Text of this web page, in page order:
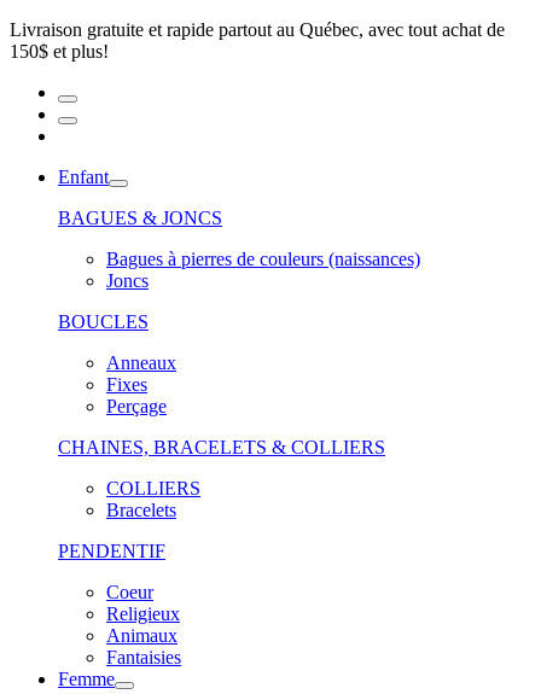
Livraison gratuite et rapide partout au Québec, avec tout achat de
150$ et plus!
Enfant
BAGUES & JONCS
Bagues à pierres de couleurs (naissances)
Joncs
BOUCLES
Anneaux
Fixes
Perçage
CHAINES, BRACELETS & COLLIERS
COLLIERS
Bracelets
PENDENTIF
Coeur
Religieux
Animaux
Fantaisies
Femme